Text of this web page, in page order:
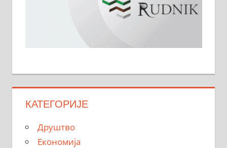
КАТЕГОРИЈЕ
Друштво
Економија